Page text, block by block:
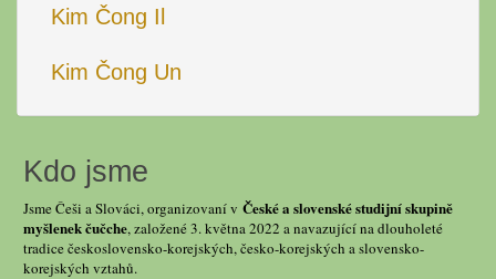
Kim Čong Il
Kim Čong Un
Kdo jsme
Jsme Češi a Slováci, organizovaní v České a slovenské studijní skupině
myšlenek čučche, založené 3. května 2022 a navazující na dlouholeté
tradice československo-korejských, česko-korejských a slovensko-
korejských vztahů.